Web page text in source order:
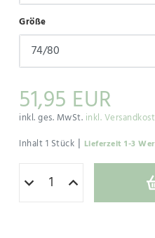
Größe
51,95 EUR
inkl. ges. MwSt. inkl.
Inhalt1 Stück | Lieferzeit 1-3